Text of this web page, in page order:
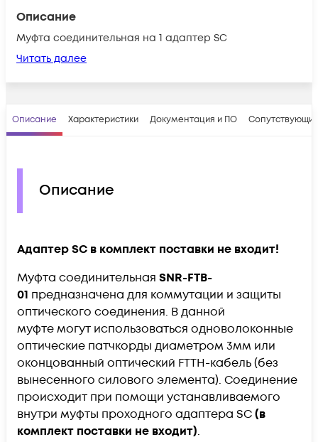
Описание
Муфта соединительная на 1 адаптер SC
Читать далее
Описание Характеристики Документация и ПО
Описание
Адаптер SC в комплект поставки не входит!
Муфта соединительная SNR-FTB-
01 предназначена для коммутации и защиты
оптического соединения. В данной
муфте могут использоваться одноволоконные
оптические патчкорды диаметром 3мм или
оконцованный оптический FTTH-кабель (без
вынесенного силового элемента). Соединение
происходит при помощи устанавливаемого
внутри муфты проходного адаптера SC(в
комплект поставки не входит).